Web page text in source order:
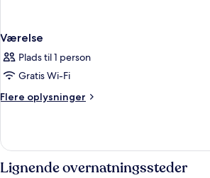
Værelse
Plads til 1 person
Gratis Wi-Fi
Flere oplysninger
Flere
Lignende overnatningssteder